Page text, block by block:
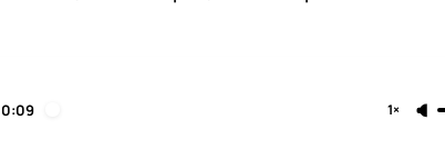
0:09 1×